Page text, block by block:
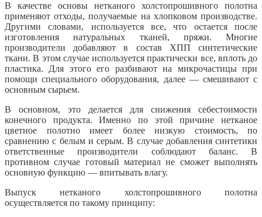
В качестве основы нетканого холстопрошивного полотна
применяют отходы, получаемые на хлопковом производстве.
Другими словами, используется все, что остается после
изготовления натуральных тканей, пряжи. Многие
производители добавляют в состав ХПП синтетические
ткани. В этом случае используется практически все, вплоть до
пластика. Для этого его разбивают на микрочастицы при
помощи специального оборудования, далее — смешивают с
основным сырьем.
В основном, это делается для снижения себестоимости
конечного продукта. Именно по этой причине нетканое
цветное полотно имеет более низкую стоимость, по
сравнению с белым и серым. В случае добавления синтетики
ответственные производители соблюдают баланс. В
противном случае готовый материал не сможет выполнять
основную функцию — впитывать влагу.
Выпуск нетканого холстопрошивного полотна
осуществляется по такому принципу: